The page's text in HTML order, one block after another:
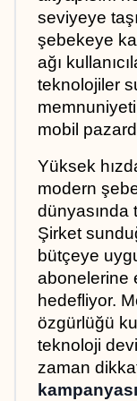
seviyeye
şebekeye
ağı
teknolojiler
mobil
Yüksek
modern
dünyasında
Şirket
bütçeye
abonelerine
hedefliyor.
özgürlüğü
teknoloji
zaman
kampanyası